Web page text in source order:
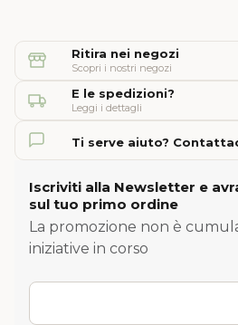
Ritira nei negozi
Scopri i nostri negozi
E le spedizioni?
Leggi i dettagli
Ti serve aiuto?
Iscriviti alla Newsletter e
sul tuo primo ordine
La promozione non è
iniziative in corso